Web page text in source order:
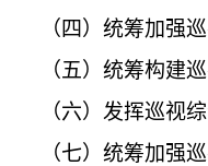
（四）统筹加强
（五）统筹构建
（六）发挥巡视
（七）统筹加强